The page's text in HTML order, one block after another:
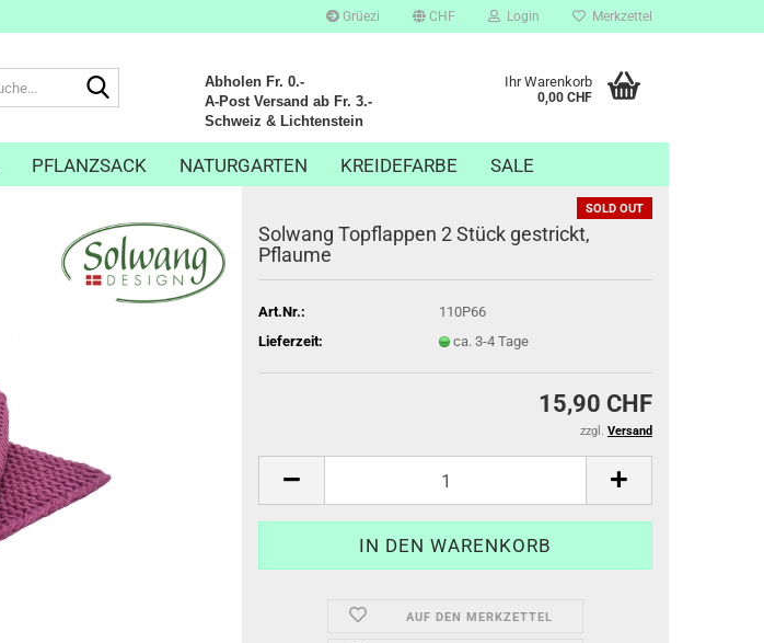
Grüezi CHF Login Merkzettel
Abholen Fr. 0.-
A-Post Versand ab Fr. 3.-
Schweiz & Lichtenstein
Ihr Warenkorb
0,00 CHF
PFLANZSACK NATURGARTEN KREIDEFARBE SALE
SOLD OUT
Solwang Topflappen 2 Stück gestrickt,
Pflaume
Art.Nr.:
110P66
Lieferzeit:
ca. 3-4 Tage
15,90 CHF
zzgl. Versand
AUF DEN MERKZETTEL